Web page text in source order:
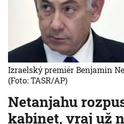
Netanjahu
kabinet, vraj už
Izraelský premiér Benjamin
(Foto: TASR/AP)